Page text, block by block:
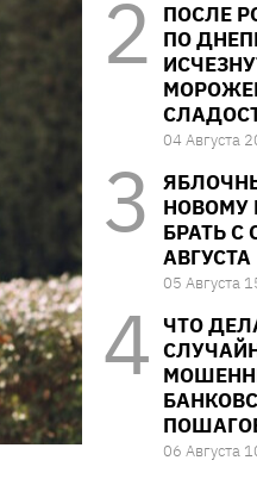
ПОСЛЕ
ПО
04 Августа
НОВОМУ
БРАТЬ С
АВГУСТА
05 Августа
ЧТО
06 Августа